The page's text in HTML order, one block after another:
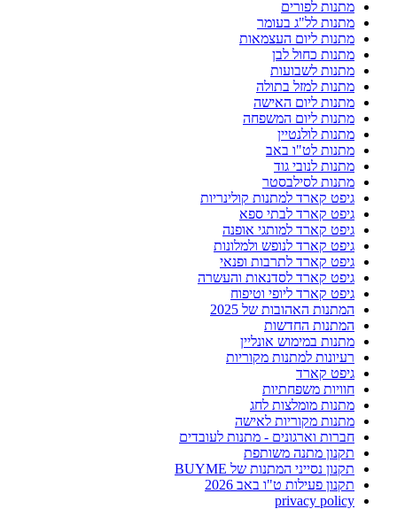
מתנות לפורים
מתנות לל"ג בעומר
מתנות ליום העצמאות
מתנות כחול לבן
מתנות לשבועות
מתנות למזל בתולה
מתנות ליום האישה
מתנות ליום המשפחה
מתנות לולנטיין
מתנות לט"ו באב
מתנות לנובי גוד
מתנות לסילבסטר
גיפט קארד למתנות קולינריות
גיפט קארד לבתי ספא
גיפט קארד למותגי אופנה
גיפט קארד לנופש ולמלונות
גיפט קארד לתרבות ופנאי
גיפט קארד לסדנאות והעשרה
גיפט קארד ליופי וטיפוח
המתנות האהובות של 2025
המתנות החדשות
מתנות במימוש אונליין
רעיונות למתנות מקוריות
גיפט קארד
חוויות משפחתיות
מתנות מומלצות לחג
מתנות מקוריות לאישה
חברות וארגונים - מתנות לעובדים
תקנון מתנה משותפת
תקנון נסייני המתנות של BUYME
תקנון פעילות ט"ו באב 2026
privacy policy